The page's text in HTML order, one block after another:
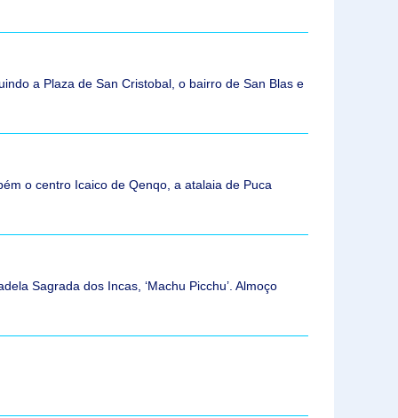
a Plaza de San Cristobal, o bairro de San Blas e
o centro Icaico de Qenqo, a atalaia de Puca
Sagrada dos Incas, ‘Machu Picchu’. Almoço